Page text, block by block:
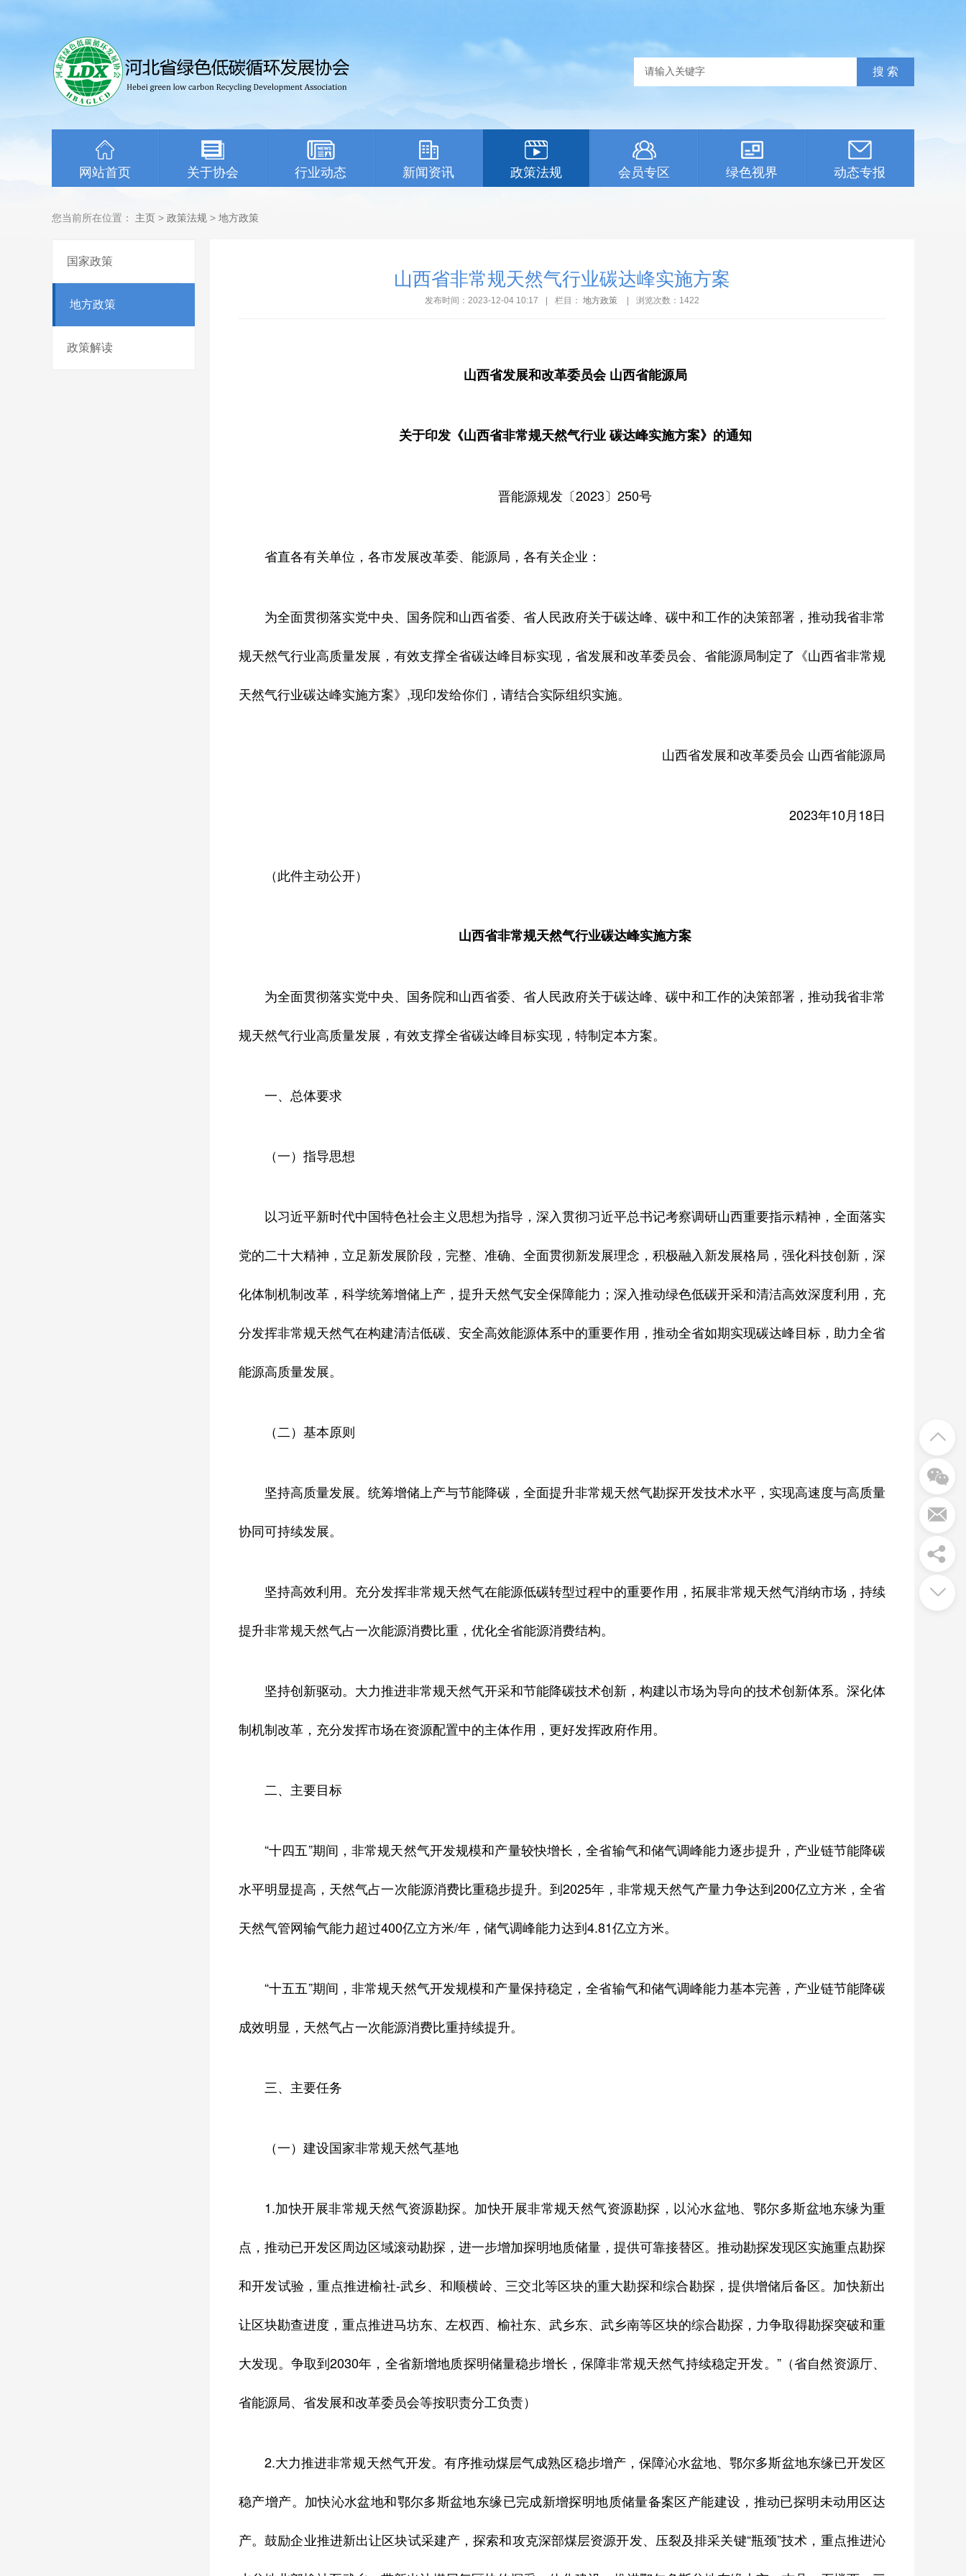
网站首页 关于协会 行业动态 新闻资讯 政策法规 会员专区 绿色视界 动态专报
您当前所在位置： 主页 > 政策法规 > 地方政策
国家政策
地方政策
政策解读
山西省非常规天然气行业碳达峰实施方案
发布时间：2023-12-04 10:17 栏目： 地方政策 浏览次数： 1422
山西省发展和改革委员会 山西省能源局
关于印发《山西省非常规天然气行业 碳达峰实施方案》的通知
晋能源规发〔2023〕250号
省直各有关单位，各市发展改革委、能源局，各有关企业：
为全面贯彻落实党中央、国务院和山西省委、省人民政府关于碳达峰、碳中和工作的决策部署，推动我省非常
规天然气行业高质量发展，有效支撑全省碳达峰目标实现，省发展和改革委员会、省能源局制定了《山西省非常规
天然气行业碳达峰实施方案》,现印发给你们，请结合实际组织实施。
山西省发展和改革委员会 山西省能源局
2023年10月18日
（此件主动公开）
山西省非常规天然气行业碳达峰实施方案
为全面贯彻落实党中央、国务院和山西省委、省人民政府关于碳达峰、碳中和工作的决策部署，推动我省非常
规天然气行业高质量发展，有效支撑全省碳达峰目标实现，特制定本方案。
一、总体要求
（一）指导思想
以习近平新时代中国特色社会主义思想为指导，深入贯彻习近平总书记考察调研山西重要指示精神，全面落实
党的二十大精神，立足新发展阶段，完整、准确、全面贯彻新发展理念，积极融入新发展格局，强化科技创新，深
化体制机制改革，科学统筹增储上产，提升天然气安全保障能力；深入推动绿色低碳开采和清洁高效深度利用，充
分发挥非常规天然气在构建清洁低碳、安全高效能源体系中的重要作用，推动全省如期实现碳达峰目标，助力全省
能源高质量发展。
（二）基本原则
坚持高质量发展。统筹增储上产与节能降碳，全面提升非常规天然气勘探开发技术水平，实现高速度与高质量
协同可持续发展。
坚持高效利用。充分发挥非常规天然气在能源低碳转型过程中的重要作用，拓展非常规天然气消纳市场，持续
提升非常规天然气占一次能源消费比重，优化全省能源消费结构。
坚持创新驱动。大力推进非常规天然气开采和节能降碳技术创新，构建以市场为导向的技术创新体系。深化体
制机制改革，充分发挥市场在资源配置中的主体作用，更好发挥政府作用。
二、主要目标
“十四五”期间，非常规天然气开发规模和产量较快增长，全省输气和储气调峰能力逐步提升，产业链节能降碳
水平明显提高，天然气占一次能源消费比重稳步提升。到2025年，非常规天然气产量力争达到200亿立方米，全省
天然气管网输气能力超过400亿立方米/年，储气调峰能力达到4.81亿立方米。
“十五五”期间，非常规天然气开发规模和产量保持稳定，全省输气和储气调峰能力基本完善，产业链节能降碳
成效明显，天然气占一次能源消费比重持续提升。
三、主要任务
（一）建设国家非常规天然气基地
1.加快开展非常规天然气资源勘探。加快开展非常规天然气资源勘探，以沁水盆地、鄂尔多斯盆地东缘为重
点，推动已开发区周边区域滚动勘探，进一步增加探明地质储量，提供可靠接替区。推动勘探发现区实施重点勘探
和开发试验，重点推进榆社-武乡、和顺横岭、三交北等区块的重大勘探和综合勘探，提供增储后备区。加快新出
让区块勘查进度，重点推进马坊东、左权西、榆社东、武乡东、武乡南等区块的综合勘探，力争取得勘探突破和重
大发现。争取到2030年，全省新增地质探明储量稳步增长，保障非常规天然气持续稳定开发。”（省自然资源厅、
省能源局、省发展和改革委员会等按职责分工负责）
2.大力推进非常规天然气开发。有序推动煤层气成熟区稳步增产，保障沁水盆地、鄂尔多斯盆地东缘已开发区
稳产增产。加快沁水盆地和鄂尔多斯盆地东缘已完成新增探明地质储量备案区产能建设，推动已探明未动用区达
产。鼓励企业推进新出让区块试采建产，探索和攻克深部煤层资源开发、压裂及排采关键“瓶颈”技术，重点推进沁